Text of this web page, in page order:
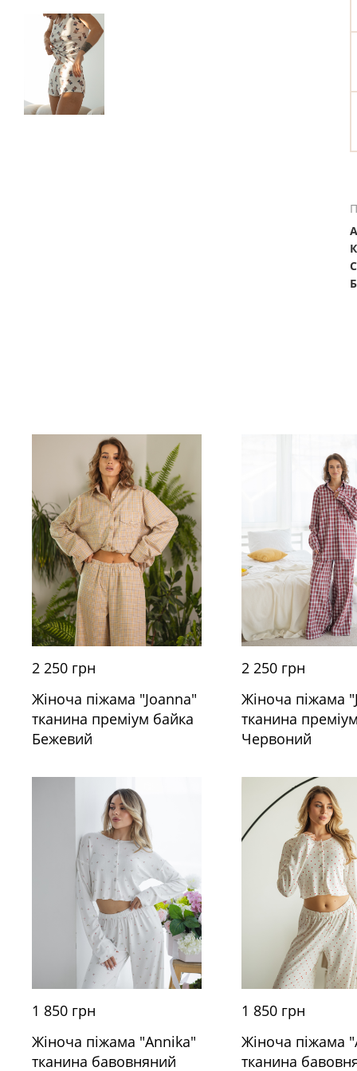
2 250 грн
Жіноча піжама "Joanna"
тканина преміум байка
Бежевий
2 250 грн
Жіноча піжама
тканина
Червоний
1 850 грн
Жіноча піжама "Annika"
тканина бавовняний
1 850 грн
Жіноча піжама
тканина